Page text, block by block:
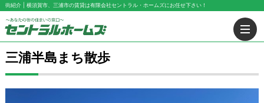
街紹介 | 横須賀市、三浦市の賃貸は有限会社セントラル・ホームズにお任せ下さい！
三浦半島まち散歩